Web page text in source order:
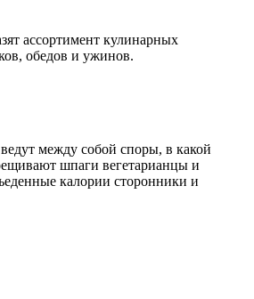
ассортимент кулинарных
обедов и ужинов.
между собой споры, в какой
шпаги вегетарианцы и
калории сторонники и